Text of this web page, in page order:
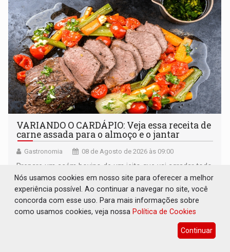
VARIANDO O CARDÁPIO: Veja essa receita de
carne assada para o almoço e o jantar
Gastronomia 08 de Agosto de 2026 às 09:00
Prepare um acém bovino de um jeito que vai agradar todo
tipo de paladar
Nós usamos cookies em nosso site para oferecer a melhor
experiência possível. Ao continuar a navegar no site, você
concorda com esse uso. Para mais informações sobre
como usamos cookies, veja nossa Política de Cookies
Continuar